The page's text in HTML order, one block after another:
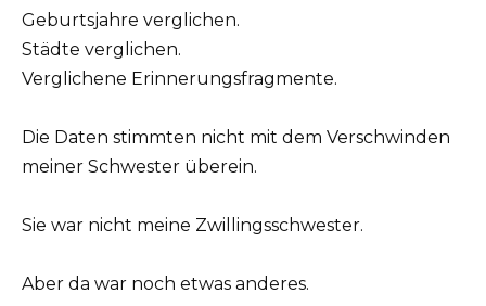
Geburtsjahre verglichen.
Städte verglichen.
Verglichene Erinnerungsfragmente.
Die Daten stimmten nicht mit dem Verschwinden
meiner Schwester überein.
Sie war nicht meine Zwillingsschwester.
Aber da war noch etwas anderes.